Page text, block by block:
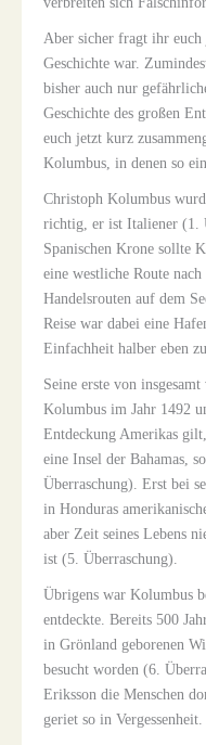
Aber sicher fragt ihr
Geschichte war.
bisher auch nur
Geschichte des großen
euch jetzt kurz
Kolumbus, in denen so
Christoph Kolumbus
richtig, er ist Italiener (1.
Spanischen Krone sollte
eine westliche Route
Handelsrouten auf dem
Reise war dabei eine
Einfachheit halber eben
Seine erste von
Kolumbus im Jahr 1492
Entdeckung Amerikas
eine Insel der Bahamas,
Überraschung). Erst bei
in Honduras
aber Zeit seines Lebens
ist (5. Überraschung).
Übrigens war Kolumbus
entdeckte. Bereits 500
in Grönland geborenen
besucht worden (6.
Eriksson die Menschen
geriet so in Vergessenheit.